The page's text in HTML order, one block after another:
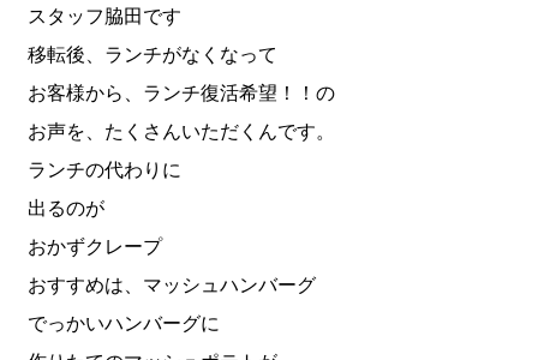
スタッフ脇田です
移転後、ランチがなくなって
お客様から、ランチ復活希望！！の
お声を、たくさんいただくんです。
ランチの代わりに
出るのが
おかずクレープ
おすすめは、マッシュハンバーグ
でっかいハンバーグに